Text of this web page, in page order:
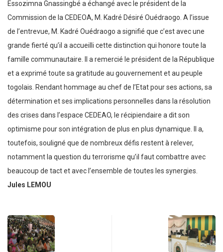
Essozimna Gnassingbé a échangé avec le président de la
Commission de la CEDEOA, M. Kadré Désiré Ouédraogo. A l’issue
de l’entrevue, M. Kadré Ouédraogo a signifié que c’est avec une
grande fierté qu’il a accueilli cette distinction qui honore toute la
famille communautaire. Il a remercié le président de la République
et a exprimé toute sa gratitude au gouvernement et au peuple
togolais. Rendant hommage au chef de l’Etat pour ses actions, sa
détermination et ses implications personnelles dans la résolution
des crises dans l’espace CEDEAO, le récipiendaire a dit son
optimisme pour son intégration de plus en plus dynamique. Il a,
toutefois, souligné que de nombreux défis restent à relever,
notamment la question du terrorisme qu’il faut combattre avec
beaucoup de tact et avec l’ensemble de toutes les synergies.
Jules LEMOU